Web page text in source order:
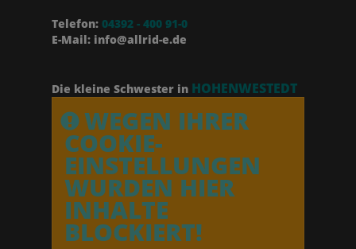
Telefon: 04392 - 400 91-0
E-Mail: info@allrid-e.de
Die kleine Schwester in HOHENWESTEDT
WEGEN IHRER
COOKIE-
EINSTELLUNGEN
WURDEN HIER
INHALTE
BLOCKIERT!